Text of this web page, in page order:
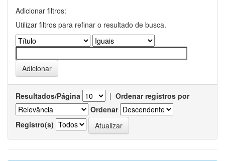
Adicionar filtros:
Utilizar filtros para refinar o resultado de busca.
Resultados/Página | Ordenar registros por
Ordenar
Registro(s)